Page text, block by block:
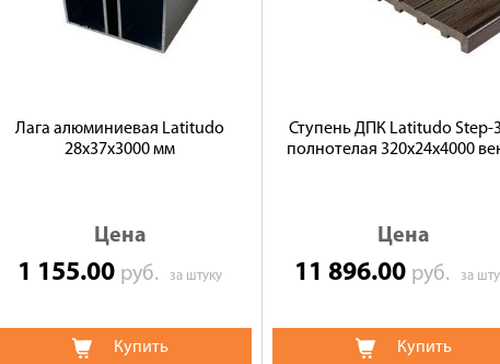
Лага алюминиевая Latitudo
28х37х3000 мм
Цена
1 155.00 руб.за штуку
Купить
Ступень ДПК Latitudo Step-
полнотелая 320х24х4000
Цена
11 896.00 руб.за
Купить